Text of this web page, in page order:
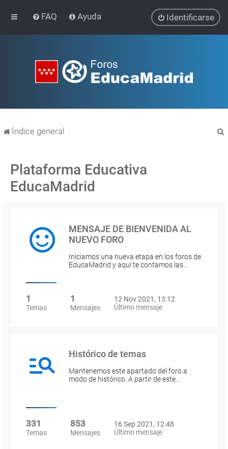
FAQ Ayuda Identificarse
Índice general
Plataforma Educativa
EducaMadrid
MENSAJE DE BIENVENIDA AL
NUEVO FORO
Iniciamos una nueva etapa en los foros de
EducaMadrid y aquí te contamos las…
1
Temas
1
Mensajes
12 Nov 2021, 13:12
Último mensaje
Histórico de temas
Mantenemos este apartado del foro a
modo de histórico. A partir de este…
331
Temas
853
Mensajes
16 Sep 2021, 12:48
Último mensaje